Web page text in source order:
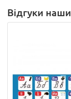
Відгуки